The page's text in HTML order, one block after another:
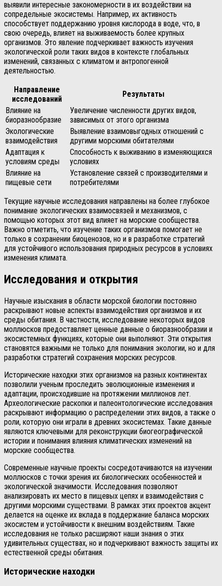
выявили интересные закономерности в их воздействии на
сопредельные экосистемы. Например, их активность
способствует поддержанию уровня кислорода в воде, что, в
свою очередь, влияет на выживаемость более крупных
организмов. Это явление подчеркивает важность изучения
экологической роли таких видов в контексте глобальных
изменений, связанных с климатом и антропогенной
деятельностью.
Направление
исследований
Результаты
Влияние на
биоразнообразие
Увеличение численности других видов,
зависимых от этого организма
Экологические
взаимодействия
Выявление взаимовыгодных отношений с
другими морскими обитателями
Адаптация к
условиям среды
Способность к выживанию в изменяющихся
условиях
Влияние на
пищевые сети
Установление связей с производителями и
потребителями
Текущие научные исследования направлены на более глубокое
понимание экологических взаимосвязей и механизмов, с
помощью которых этот вид влияет на морские сообщества.
Важно отметить, что изучение таких организмов помогает не
только в сохранении биоценозов, но и в разработке стратегий
для устойчивого использования природных ресурсов в условиях
изменения климата.
Исследования и открытия
Научные изыскания в области морской биологии постоянно
раскрывают новые аспекты взаимодействия организмов и их
среды обитания. В частности, исследование некоторых видов
моллюсков предоставляет ценные данные о биоразнообразии и
экосистемных функциях, которые они выполняют. Эти открытия
становятся важными не только для понимания экологии, но и для
разработки стратегий сохранения морских ресурсов.
Исторические находки этих организмов на разных континентах
позволили ученым проследить эволюционные изменения и
адаптации, происходившие на протяжении миллионов лет.
Археологические раскопки и палеонтологические исследования
раскрывают информацию о распределении этих видов, а также о
роли, которую они играли в древних экосистемах. Такие данные
являются ключевыми для реконструкции биогеографической
истории и понимания влияния климатических изменений на
морские сообщества.
Современные научные проекты сосредотачиваются на изучении
моллюсков с точки зрения их биологических особенностей и
экологической значимости. Исследования позволяют
анализировать их место в пищевых цепях и взаимодействия с
другими морскими существами. В рамках этих проектов акцент
делается на оценке их вклада в поддержание баланса морских
экосистем и устойчивости к внешним воздействиям. Такие
исследования не только расширяют наши знания о этих
удивительных существах, но и подчеркивают важность защиты их
естественной среды обитания.
Исторические находки